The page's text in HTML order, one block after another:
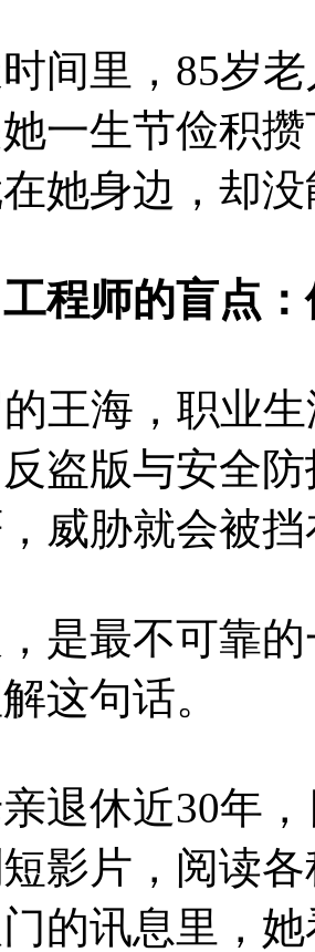
间里，85岁
一生节俭积
她身边，却
程师的盲点
王海，职业
盗版与安全
威胁就会被
，是最不可靠
这句话。
退休近30年
影片，阅读
的讯息里，